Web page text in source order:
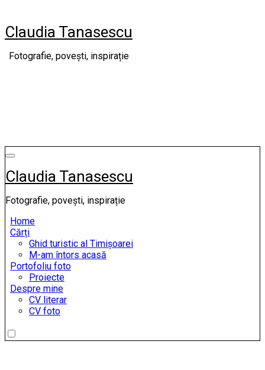
content
Claudia Tanasescu
Fotografie, povești, inspirație
Claudia Tanasescu
Fotografie, povești, inspirație
Home
Cărți
Ghid turistic al Timișoarei
M-am întors acasă
Portofoliu foto
Proiecte
Despre mine
CV literar
CV foto